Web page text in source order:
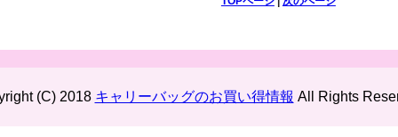
(C) 2018 キャリーバッグのお買い得情報 All Rights